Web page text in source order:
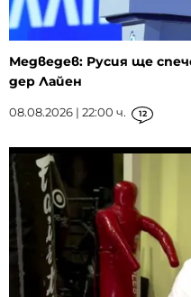
Медведев: Русия ще
дер Лайен
08.08.2026 | 22:00 ч. 12